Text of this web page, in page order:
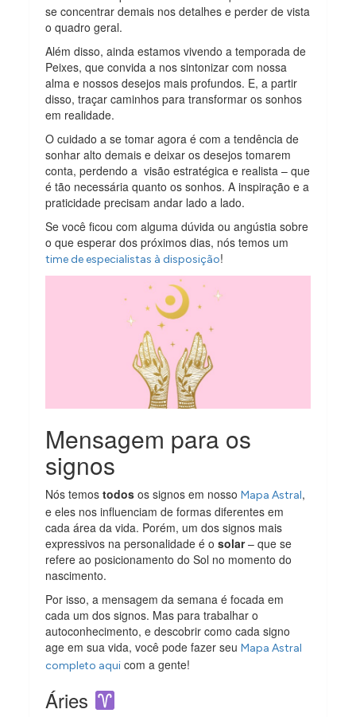
se concentrar demais nos detalhes e perder de vista
o quadro geral.
Além disso, ainda estamos vivendo a temporada de
Peixes, que convida a nos sintonizar com nossa
alma e nossos desejos mais profundos. E, a partir
disso, traçar caminhos para transformar os sonhos
em realidade.
O cuidado a se tomar agora é com a tendência de
sonhar alto demais e deixar os desejos tomarem
conta, perdendo a visão estratégica e realista – que
é tão necessária quanto os sonhos. A inspiração e a
praticidade precisam andar lado a lado.
Se você ficou com alguma dúvida ou angústia sobre
o que esperar dos próximos dias, nós temos um
time de especialistas à disposição!
Mensagem para os
signos
Nós temostodosos signos em nossoMapa Astral,
e eles nos influenciam de formas diferentes em
cada área da vida. Porém, um dos signos mais
expressivos na personalidade é osolar– que se
refere ao posicionamento do Sol no momento do
nascimento.
Por isso, a mensagem da semana é focada em
cada um dos signos. Mas para trabalhar o
autoconhecimento, e descobrir como cada signo
age em sua vida, você pode fazer seuMapa Astral
completo aqui com a gente!
Áries